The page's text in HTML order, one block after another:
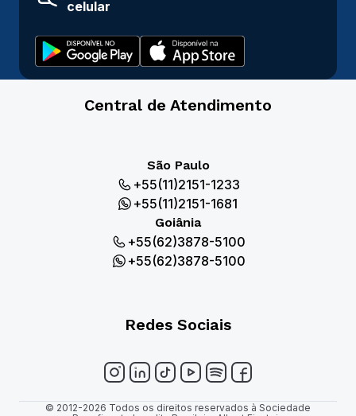
celular
Central de Atendimento
São Paulo
+55(11)2151-1233
+55(11)2151-1681
Goiânia
+55(62)3878-5100
+55(62)3878-5100
Redes Sociais
© 2012-2026 Todos os direitos reservados à Sociedade